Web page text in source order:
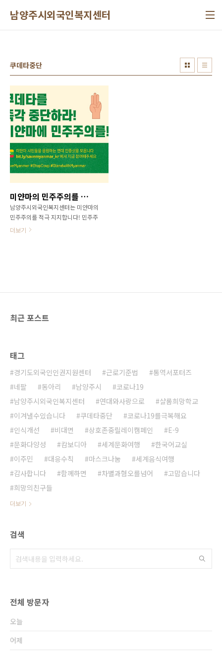
남양주시외국인복지센터
쿠데타중단
미얀마의 민주주의를 지지합니다!
남양주시외국인복지센터는 미얀마의
민주주의를 적극 지지합니다! 민주주
의를 위해 애쓰고 있는 미얀마와 연
더보기
최근 포스트
태그
경기도외국인인권지원센터 근로기준법
통역서포터즈
네팔
동아리 남양주시
코로나19
남양주시외국인복지센터
연대와사랑으로
샬롬희망학교
이겨낼수있습니다
쿠데타중단
코로나19를극복해요
인식개선
비대면 상호존중릴레이캠페인
E-9
문화다양성
캄보디아 세계문화여행
한국어교실
이주민
대응수칙 마스크나눔
세계음식여행
감사합니다
함께하면 차별과혐오를넘어
고맙습니다
희망의친구들
더보기
검색
전체 방문자
오늘
어제